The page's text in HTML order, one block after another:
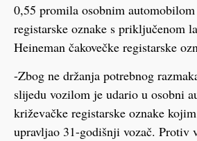
0,55 promila osobnim
registarske oznake s priključenom
Heineman čakovečke registarske
-Zbog ne držanja potrebnog
slijedu vozilom je udario u osobni
križevačke registarske oznake
upravljao 31-godišnji vozač. Protiv